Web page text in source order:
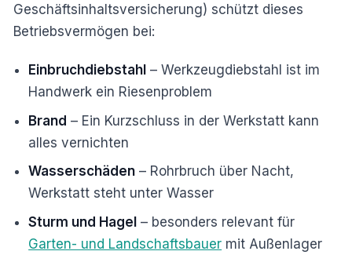
Geschäftsinhaltsversicherung) schützt dieses
Betriebsvermögen bei:
Einbruchdiebstahl – Werkzeugdiebstahl ist im
Handwerk ein Riesenproblem
Brand – Ein Kurzschluss in der Werkstatt kann
alles vernichten
Wasserschäden – Rohrbruch über Nacht,
Werkstatt steht unter Wasser
Sturm und Hagel – besonders relevant für
Garten- und Landschaftsbauer mit Außenlager